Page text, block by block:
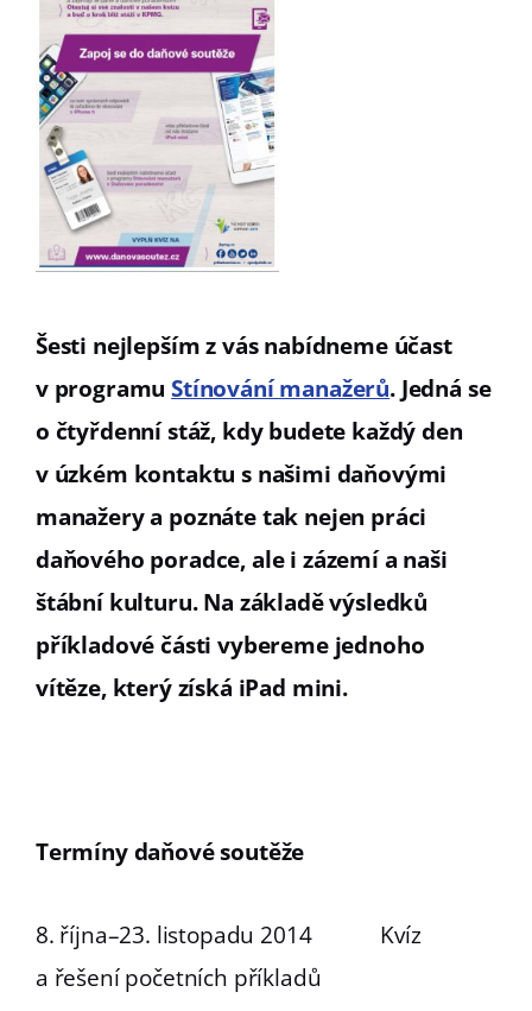
Šesti nejlepším z vás nabídneme účast
v programuStínování manažerů. Jedná se
o čtyřdenní stáž, kdy budete každý den
v úzkém kontaktu s našimi daňovými
manažery a poznáte tak nejen práci
daňového poradce, ale i zázemí a naši
štábní kulturu.Na základě výsledků
příkladové části vybereme jednoho
vítěze, který získá iPad mini.
Termíny daňové soutěže
8. října–23. listopadu 2014 Kvíz
a řešení početních příkladů